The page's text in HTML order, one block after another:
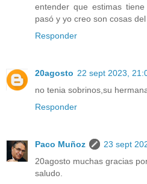
entender que estimas
pasó y yo creo son cosas
Responder
20agosto 22 sept 2023,
no tenia sobrinos,su
Responder
Paco Muñoz
23 sept
20agosto muchas gracias
saludo.